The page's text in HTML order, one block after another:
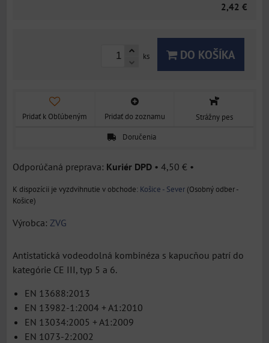
2,42 €
ks DO KOŠÍKA
Pridať k Obľúbeným Pridať do zoznamu
Strážny pes
Doručenia
Kuriér DPD • 4,50 € •
Košice - Sever (Osobný odber -
Košice)
Výrobca: ZVG
Antistatická vodeodolná kombinéza s kapucňou patrí do
kategórie CE III, typ 5 a 6.
EN 13688:2013
EN 13982-1:2004 + A1:2010
EN 13034:2005 + A1:2009
EN 1073-2:2002